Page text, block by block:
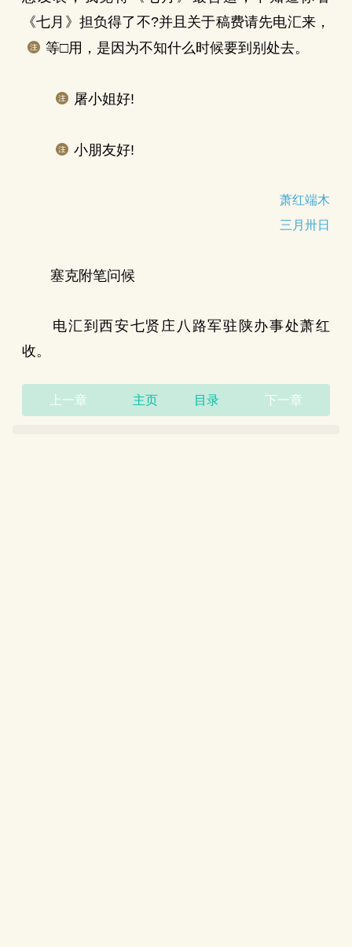
《七月》担负得了不?并且关于稿费请先电汇来，
等□用，是因为不知什么时候要到别处去。
屠小姐好!
小朋友好!
萧红端木
三月卅日
塞克附笔问候
电汇到西安七贤庄八路军驻陕办事处萧红
收。
上一章 主页 目录 下一章